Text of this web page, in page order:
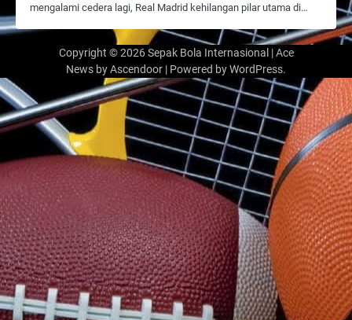
mengalami cedera lagi, Real Madrid kehilangan pilar utama di…
Copyright © 2026Sepak Bola Internasional | Ace
News byAscendoor | Powered byWordPress.